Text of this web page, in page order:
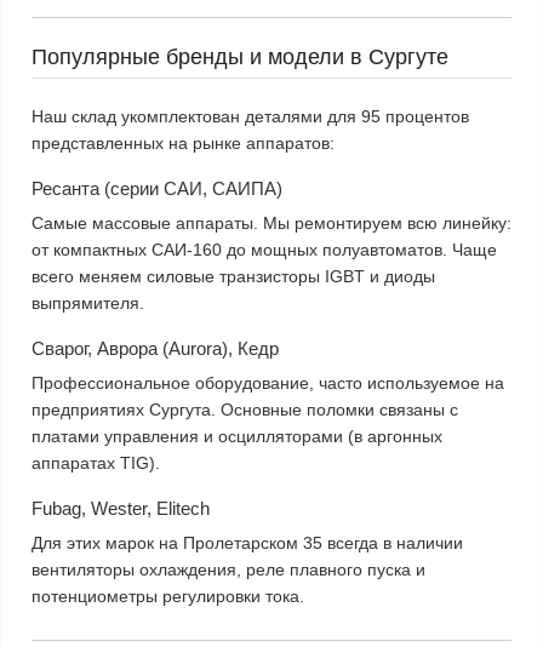
Популярные бренды и модели в Сургуте
Наш склад укомплектован деталями для 95 процентов
представленных на рынке аппаратов:
Ресанта (серии САИ, САИПА)
Самые массовые аппараты. Мы ремонтируем всю линейку:
от компактных САИ-160 до мощных полуавтоматов. Чаще
всего меняем силовые транзисторы IGBT и диоды
выпрямителя
Сварог, Аврора (Aurora), Кедр
Профессиональное оборудование, часто используемое на
предприятиях Сургута. Основные поломки связаны с
платами управления и осцилляторами (в аргонных
аппаратах TIG).
Fubag, Wester, Elitech
Для этих марок на Пролетарском 35 всегда в наличии
вентиляторы охлаждения
реле плавного пуска и
потенциометры регулировки тока.